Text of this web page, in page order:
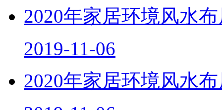
2020年家居环境风水
2019-11-06
2020年家居环境风水